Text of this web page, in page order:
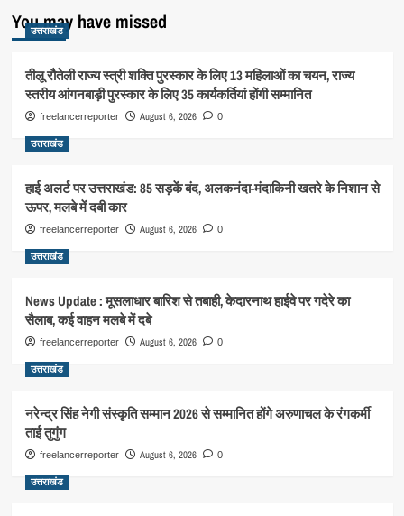
You may have missed
उत्तराखंड
तीलू रौतेली राज्य स्त्री शक्ति पुरस्कार के लिए 13 महिलाओं का चयन, राज्य
स्तरीय आंगनबाड़ी पुरस्कार के लिए 35 कार्यकर्तियां होंगी सम्मानित
freelancerreporter August 6, 2026 0
उत्तराखंड
हाई अलर्ट पर उत्तराखंड: 85 सड़कें बंद, अलकनंदा-मंदाकिनी खतरे के निशान से
ऊपर, मलबे में दबी कार
freelancerreporter August 6, 2026 0
उत्तराखंड
News Update : मूसलाधार बारिश से तबाही, केदारनाथ हाईवे पर गदेरे का
सैलाब, कई वाहन मलबे में दबे
freelancerreporter August 6, 2026 0
उत्तराखंड
नरेन्द्र सिंह नेगी संस्कृति सम्मान 2026 से सम्मानित होंगे अरुणाचल के रंगकर्मी
ताई तुगुंग
freelancerreporter August 6, 2026 0
उत्तराखंड